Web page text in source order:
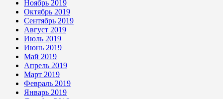
Ноябрь 2019
Октябрь 2019
Сентябрь 2019
Август 2019
Июль 2019
Июнь 2019
Май 2019
Апрель 2019
Март 2019
Февраль 2019
Январь 2019